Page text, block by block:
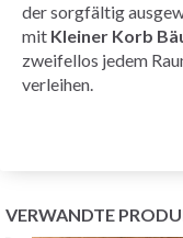
der sorgfältig
mit Kleiner Korb
zweifellos jedem
verleihen.
VERWANDTE